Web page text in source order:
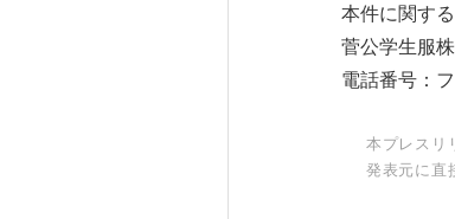
本件に関す
菅公学生服
電話番号：
本プレスリ
発表元に直